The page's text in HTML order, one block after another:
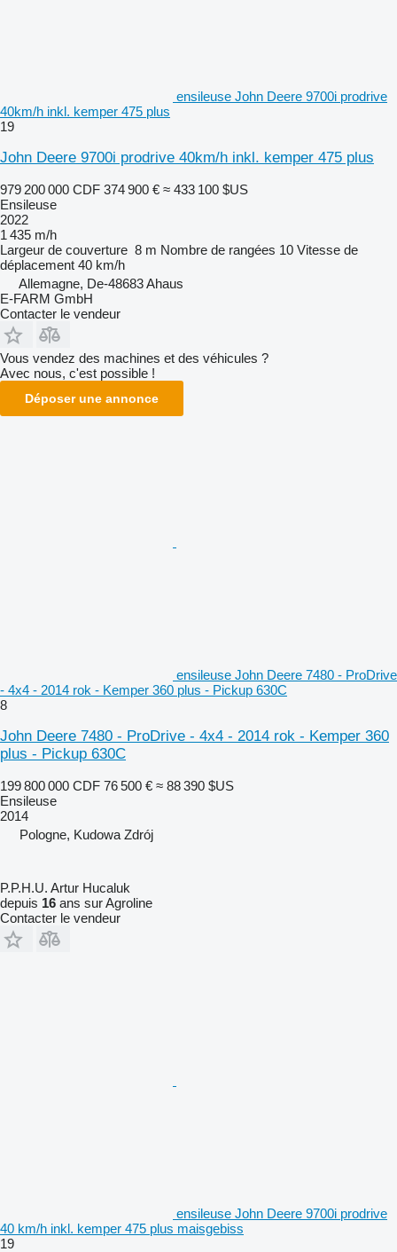
ensileuse John Deere 9700i prodrive
40km/h inkl. kemper 475 plus
19
John Deere 9700i prodrive 40km/h inkl. kemper 475 plus
979 200 000 CDF 374 900 € ≈ 433 100 $US
Ensileuse
2022
1 435 m/h
Largeur de couverture 8 m Nombre de rangées 10 Vitesse de
déplacement 40 km/h
Allemagne, De-48683 Ahaus
E-FARM GmbH
Contacter le vendeur
Vous vendez des machines et des véhicules ?
Avec nous, c'est possible !
Déposer une annonce
ensileuse John Deere 7480 - ProDrive
- 4x4 - 2014 rok - Kemper 360 plus - Pickup 630C
8
John Deere 7480 - ProDrive - 4x4 - 2014 rok - Kemper 360
plus - Pickup 630C
199 800 000 CDF 76 500 € ≈ 88 390 $US
Ensileuse
2014
Pologne, Kudowa Zdrój
P.P.H.U. Artur Hucaluk
depuis 16 ans sur Agroline
Contacter le vendeur
ensileuse John Deere 9700i prodrive
40 km/h inkl. kemper 475 plus maisgebiss
19